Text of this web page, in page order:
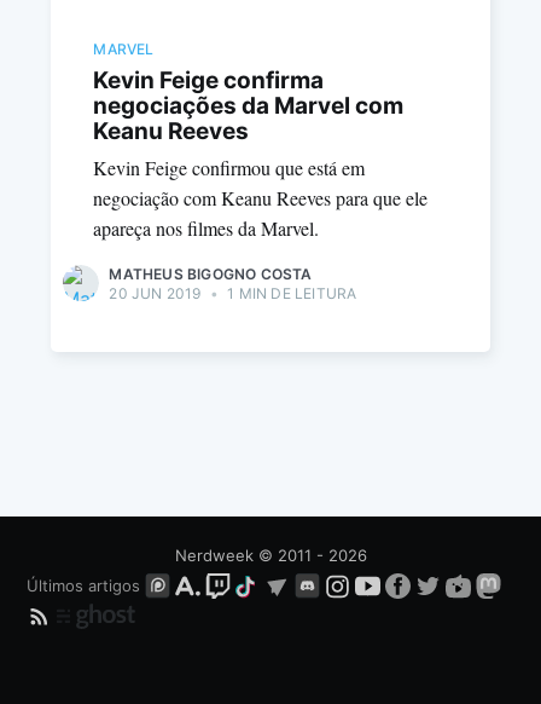
MARVEL
Kevin Feige confirma
negociações da Marvel com
Keanu Reeves
Kevin Feige confirmou que está em
negociação com Keanu Reeves para que ele
apareça nos filmes da Marvel.
MATHEUS BIGOGNO COSTA
20 JUN 2019 • 1 MIN DE LEITURA
Nerdweek© 2011 - 2026
Últimos artigos